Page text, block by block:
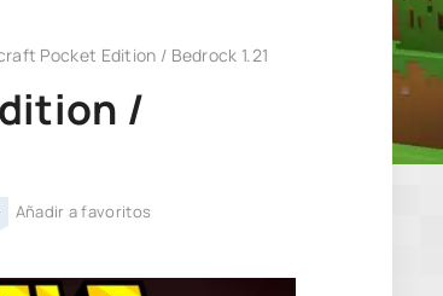
Pocket Edition / Bedrock 1.21
/
Añadir a favoritos